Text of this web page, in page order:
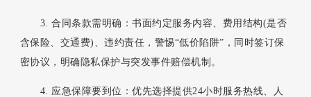
3. 合同条款需明确：书面约定服务内容、费用结构(是否
含保险、交通费)、违约责任，警惕“低价陷阱”，同时签订保
密协议，明确隐私保护与突发事件赔偿机制。
4. 应急保障要到位：优先选择提供24小时服务热线、人